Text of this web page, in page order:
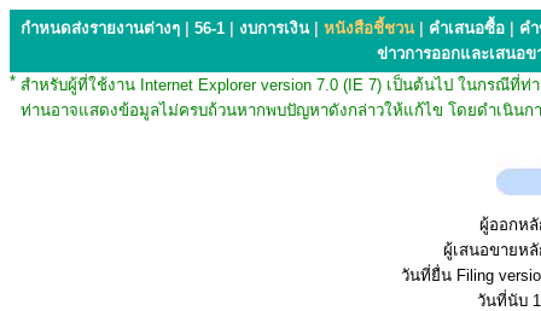
กำหนดส่งรายงานต่างๆ 56-1 งบการเงิน หนังสือชี้ชวน คำเสนอซื้อ
ค
ข่าวการออกและเสนอข
* สำหรับผู้ที่ใช้งาน Internet Explorer version 7.0 (IE 7) เป็นต้นไป ในกรณี
ท่านอาจแสดงข้อมูลไม่ครบถ้วนหากพบปัญหาดังกล่าวให้แก้ไข โดยดำเนินก
ผู้ออกห
ผู้เสนอขายห
วันที่ยื่น Filing
วันที่นับ